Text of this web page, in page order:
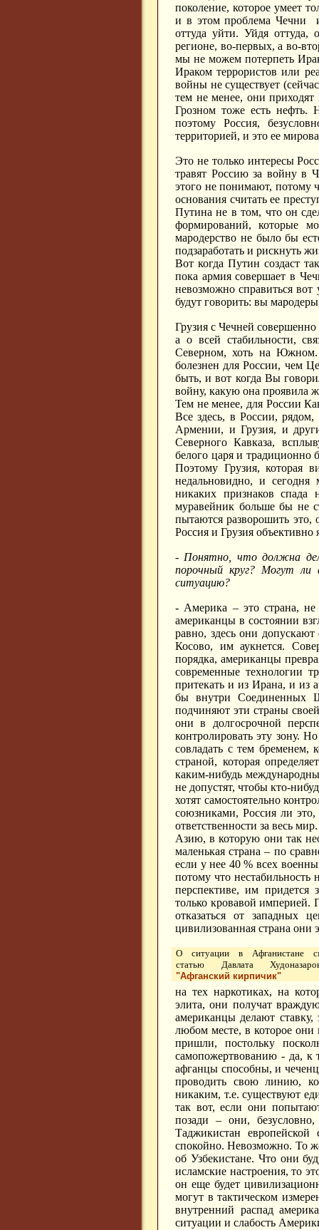
поколение, которое умеет
и в этом проблема Чечни
оттуда уйти. Уйдя оттуда,
регионе, во-первых, а во-
мы не можем потерпеть
Ираком террористов или
войны не существует
тем не менее, они
Грозном тоже есть нефть.
поэтому Россия,
территорией, и это ее
Это не только интересы
травят Россию за войну в
этого не понимают, потому
основания считать ее
Путина не в том, что он
формирований, которые
мародерство не было бы
подзаработать и рискнуть
Вот когда Путин создаст
пока армия совершает в
невозможно справиться
будут говорить: вы
Грузия с Чечней совершенно
а о всей стабильности,
Северном, хоть на Южном.
болезнен для России, чем
быть, и вот когда Вы
войну, какую она проявила
Тем не менее, для России
Все здесь, в России,
Армении, и Грузия, и
Северного Кавказа,
белого царя и традиционно
Поэтому Грузия, которая
недальновидно, и
никаких признаков спада
муравейник больше бы не
пытаются разворошить
Россия и Грузия
- Понятно, что должна
порочный круг? Могут ли
ситуацию?
- Америка – это страна,
американцы в состоянии
равно, здесь они
Косово, им аукнется.
порядка, американцы
современные технологии
притекать и из Ирана, и из
бы внутри Соединенных
подчиняют эти страны
они в долгосрочной
контролировать эту зону.
совладать с тем бременем,
страной, которая
каким-нибудь
не допустят, чтобы кто-
хотят самостоятельно
союзниками, Россия ли
ответственности за весь
Азию, в которую они так
маленькая страна – по
если у нее 40 % всех
потому что нестабильность
перспективе, им придется
только кровавой империей.
отказаться от западных
цивилизованная страна они
О ситуации в Афганистане
статью Давлата
"Афганский кирпичик"
на тех наркотиках, на
элита, они получат
американцы делают
любом месте, в которое
пришли, постольку
самопожертвованию - да, к
афганцы способны, и
проводить свою линию,
никаким, т.е. существуют
так вот, если они
позади – они, безусловно,
Таджикистан
спокойно. Невозможно. То
об Узбекистане. Что они
исламские настроения, то
он еще будет
могут в тактическом
внутренний распад
ситуации и слабость